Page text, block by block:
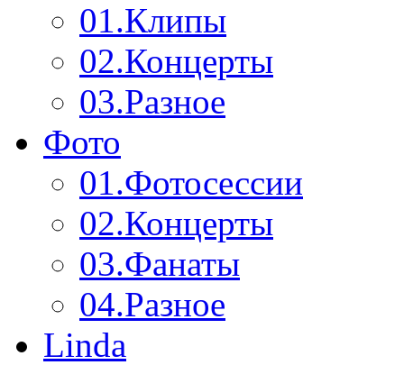
01.Клипы
02.Концерты
03.Разное
Фото
01.Фотосессии
02.Концерты
03.Фанаты
04.Разное
Linda